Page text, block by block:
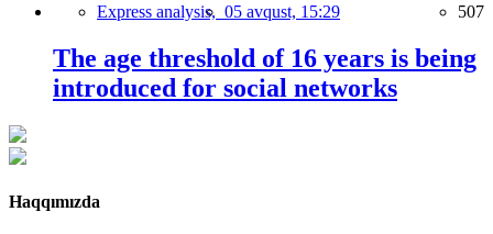
Express analysis, 05 avqust, 15:29 507
The age threshold of 16 years is being
introduced for social networks
Haqqımızda